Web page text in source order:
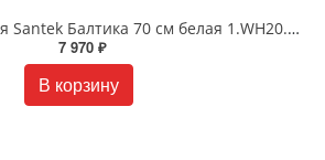
Раковина мебельная Santek Балтика 70 см белая 1.WH20.7.776
7 970 ₽
В корзину